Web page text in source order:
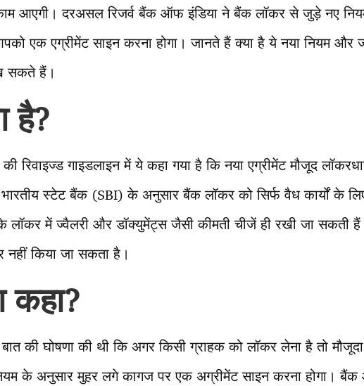
आएगी। दरअसल रिजर्व बैंक ऑफ इंडिया ने बैंक लॉकर से जुड़े नए
एक एग्रीमेंट साइन करना होगा। जानते हैं क्या है ये नया नियम और
सकते हैं।
है?
रिवाइज्ड गाइडलाइन में ये कहा गया है कि नया एग्रीमेंट मौजूद
भारतीय स्टेट बैंक (SBI) के अनुसार बैंक लॉकर को सिर्फ वैध कार्यों के
में ज्वैलरी और डॉक्युमेंट्स जैसी कीमती चीजें ही रखी जा सकती
किया जा सकता है।
कहा?
की घोषणा की थी कि अगर किसी ग्राहक को लॉकर लेना है तो
के अनुसार मुहर लगे कागज पर एक अग्रीमेंट साइन करना होगा।